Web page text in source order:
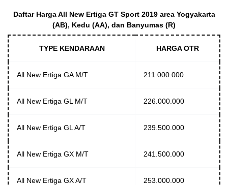
Daftar Harga All New Ertiga GT Sport 2019 area Yogyakarta
(AB), Kedu (AA), dan Banyumas (R)
TYPE KENDARAAN HARGA OTR
All New Ertiga GA M/T 211.000.000
All New Ertiga GL M/T 226.000.000
All New Ertiga GL A/T 239.500.000
All New Ertiga GX M/T 241.500.000
All New Ertiga GX A/T 253.000.000